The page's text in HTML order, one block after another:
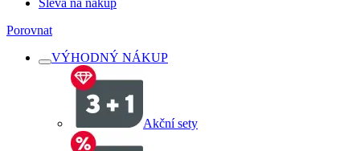
Sleva na nákup
Porovnat
VÝHODNÝ NÁKUP
Akční sety